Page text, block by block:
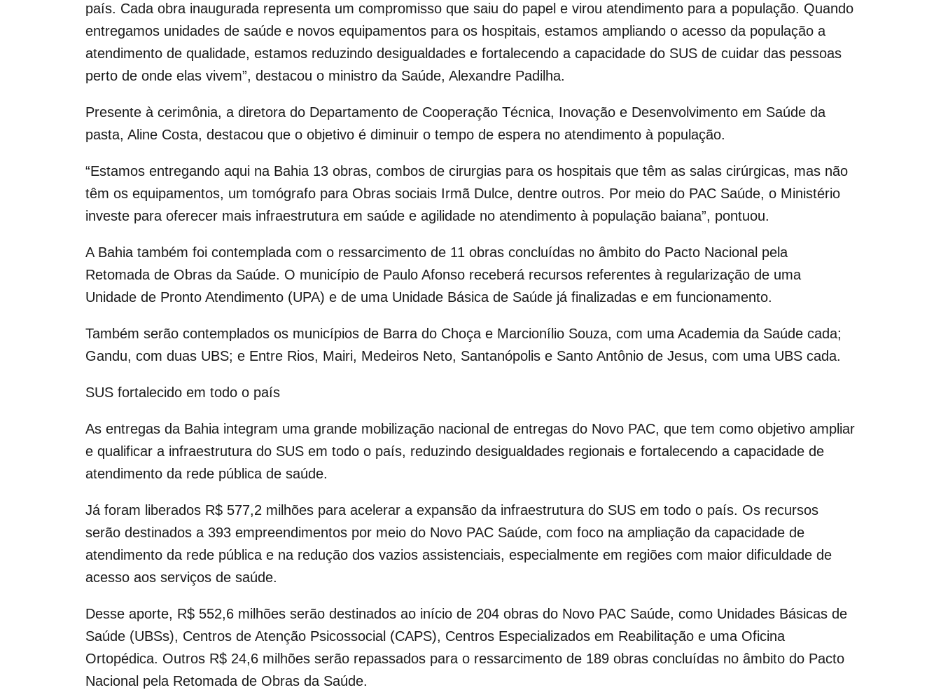
país. Cada obra inaugurada representa um compromisso que saiu do papel e virou atendimento para a população. Quando
entregamos unidades de saúde e novos equipamentos para os hospitais, estamos ampliando o acesso da população a
atendimento de qualidade, estamos reduzindo desigualdades e fortalecendo a capacidade do SUS de cuidar das pessoas
perto de onde elas vivem”, destacou o ministro da Saúde, Alexandre Padilha.
Presente à cerimônia, a diretora do Departamento de Cooperação Técnica, Inovação e Desenvolvimento em Saúde da
pasta, Aline Costa, destacou que o objetivo é diminuir o tempo de espera no atendimento à população.
“Estamos entregando aqui na Bahia 13 obras, combos de cirurgias para os hospitais que têm as salas cirúrgicas, mas não
têm os equipamentos, um tomógrafo para Obras sociais Irmã Dulce, dentre outros. Por meio do PAC Saúde, o Ministério
investe para oferecer mais infraestrutura em saúde e agilidade no atendimento à população baiana”, pontuou.
A Bahia também foi contemplada com o ressarcimento de 11 obras concluídas no âmbito do Pacto Nacional pela
Retomada de Obras da Saúde. O município de Paulo Afonso receberá recursos referentes à regularização de uma
Unidade de Pronto Atendimento (UPA) e de uma Unidade Básica de Saúde já finalizadas e em funcionamento.
Também serão contemplados os municípios de Barra do Choça e Marcionílio Souza, com uma Academia da Saúde cada;
Gandu, com duas UBS; e Entre Rios, Mairi, Medeiros Neto, Santanópolis e Santo Antônio de Jesus, com uma UBS cada.
SUS fortalecido em todo o país
As entregas da Bahia integram uma grande mobilização nacional de entregas do Novo PAC, que tem como objetivo ampliar
e qualificar a infraestrutura do SUS em todo o país, reduzindo desigualdades regionais e fortalecendo a capacidade de
atendimento da rede pública de saúde.
Já foram liberados R$ 577,2 milhões para acelerar a expansão da infraestrutura do SUS em todo o país. Os recursos
serão destinados a 393 empreendimentos por meio do Novo PAC Saúde, com foco na ampliação da capacidade de
atendimento da rede pública e na redução dos vazios assistenciais, especialmente em regiões com maior dificuldade de
acesso aos serviços de saúde.
Desse aporte, R$ 552,6 milhões serão destinados ao início de 204 obras do Novo PAC Saúde, como Unidades Básicas de
Saúde (UBSs), Centros de Atenção Psicossocial (CAPS), Centros Especializados em Reabilitação e uma Oficina
Ortopédica. Outros R$ 24,6 milhões serão repassados para o ressarcimento de 189 obras concluídas no âmbito do Pacto
Nacional pela Retomada de Obras da Saúde.